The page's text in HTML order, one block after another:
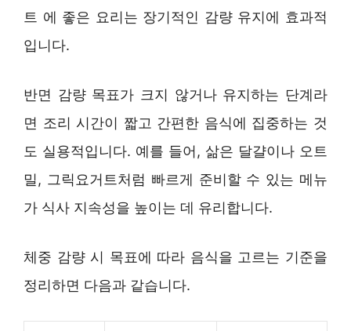
트 에 좋은 요리는 장기적인 감량 유지에 효과적
입니다.
반면 감량 목표가 크지 않거나 유지하는 단계라
면 조리 시간이 짧고 간편한 음식에 집중하는 것
도 실용적입니다. 예를 들어, 삶은 달걀이나 오트
밀, 그릭요거트처럼 빠르게 준비할 수 있는 메뉴
가 식사 지속성을 높이는 데 유리합니다.
체중 감량 시 목표에 따라 음식을 고르는 기준을
정리하면 다음과 같습니다.